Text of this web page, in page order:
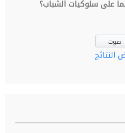
على سلوكيات الشباب؟
النتائج